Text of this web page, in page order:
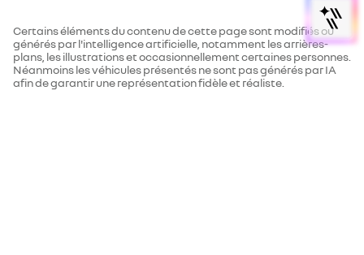
Certains éléments du contenu de cette page sont modifiés ou
générés par l'intelligence artificielle, notamment les arrières-
plans, les illustrations et occasionnellement certaines personnes.
Néanmoins les véhicules présentés ne sont pas générés par IA
afin de garantir une représentation fidèle et réaliste.